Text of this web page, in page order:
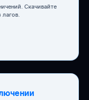
Скачивайте
лагов.